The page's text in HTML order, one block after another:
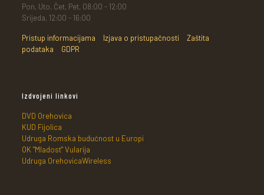
Pon, Uto, Čet, Pet, 08:00 - 12:00
Srijeda, 12:00 - 16:00
Pristup informacijama Izjava o pristupačnosti
Zaštita
podataka
GDPR
Izdvojeni linkovi
DVD Orehovica
KUD Fijolica
Udruga Romska budućnost u Europi
OK "Mladost" Vularija
Udruga OrehovicaWireless